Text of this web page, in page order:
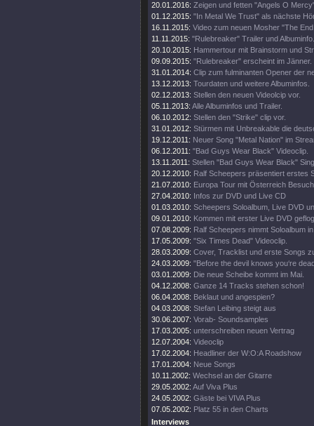
20.01.2016: Zeigen und fetten "Angels O
01.12.2015: "In Metal We Trust" als nächste
16.11.2015: Video zum neuen Mosher "The
11.11.2015: "Rulebreaker" Trailer und Albuminfo.
20.10.2015: Hammertour mit Brainstorm und
09.09.2015: "Rulebreaker" erscheint im Jänner.
31.01.2014: Clip zum fulminanten Opener der
13.12.2013: Tourdaten und weitere Albuminfos.
02.12.2013: Stellen den neuen Videolcip vor.
05.11.2013: Alle Albuminfos und Trailer.
06.10.2012: Stellen den "Strike" clip vor.
31.01.2012: Stürmen mit Unbreakable die
19.12.2011: Neuer Song "Metal Nation" im
06.12.2011: "Bad Guys Wear Black" Videoclip.
13.11.2011: Stellen "Bad Guys Wear Black"
20.12.2010: Ralf Scheepers präsentiert erstes
21.07.2010: Europa Tour mit Österreich
27.04.2010: Infos zur DVD und Live CD
01.03.2010: Scheepers Soloalbum, Live DVD
09.01.2010: Kommen mit erster Live DVD
07.08.2009: Ralf Scheepers nimmt Soloalbum
17.05.2009: "Six Times Dead" Videoclip.
28.03.2009: Cover, Tracklist und erste Songs
24.03.2009: "Before the devil knows you‘re
03.01.2009: Die neue Scheibe kommt im Mai.
04.12.2008: Ganze 14 Tracks stehen schon!
06.04.2008: Beklaut und angespien?
04.03.2008: Stefan Leibing steigt aus
30.06.2007: Vorab- Soundsamples
17.03.2005: unterschreiben neuen Vertrag
12.07.2004: Videoclip
17.02.2004: Headliner der W:O:A Roadshow
17.01.2004: Neue Songs
10.11.2002: Wechsel an der Gitarre
29.05.2002: Auf Viva Plus
24.05.2002: Gäste bei VIVA Plus
07.05.2002: Platz 55 in den Charts
Interviews